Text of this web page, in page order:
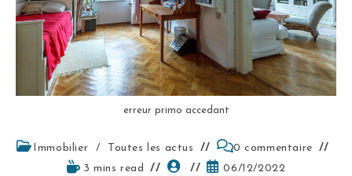
erreur primo accedant
Immobilier / Toutes les actus
0 commentaire
3 mins read
06/12/2022